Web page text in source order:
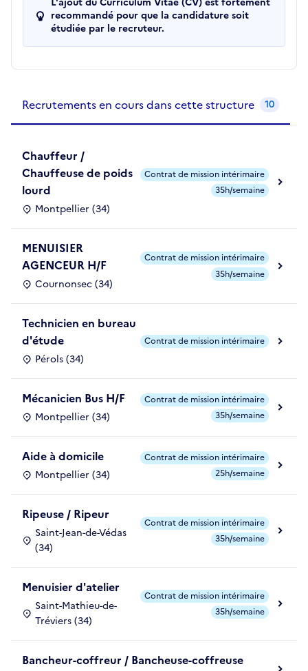
recommandé pour que la candidature soit
étudiée par le recruteur.
Recrutements en cours dans cette structure 10
Chauffeur /
Chauffeuse de poids
lourd
Montpellier (34)
Contrat de mission intérimaire
35h/semaine
MENUISIER
AGENCEUR H/F
Cournonsec (34)
Contrat de mission intérimaire
35h/semaine
Technicien en bureau
d'étude
Pérols (34)
Contrat de mission intérimaire
Mécanicien Bus H/F
Montpellier (34)
Contrat de mission intérimaire
35h/semaine
Aide à domicile
Montpellier (34)
Contrat de mission intérimaire
25h/semaine
Ripeuse / Ripeur
Saint-Jean-de-Védas
(34)
Contrat de mission intérimaire
35h/semaine
Menuisier d'atelier
Saint-Mathieu-de-
Tréviers (34)
Contrat de mission intérimaire
35h/semaine
Bancheur-coffreur / Bancheuse-coffreuse